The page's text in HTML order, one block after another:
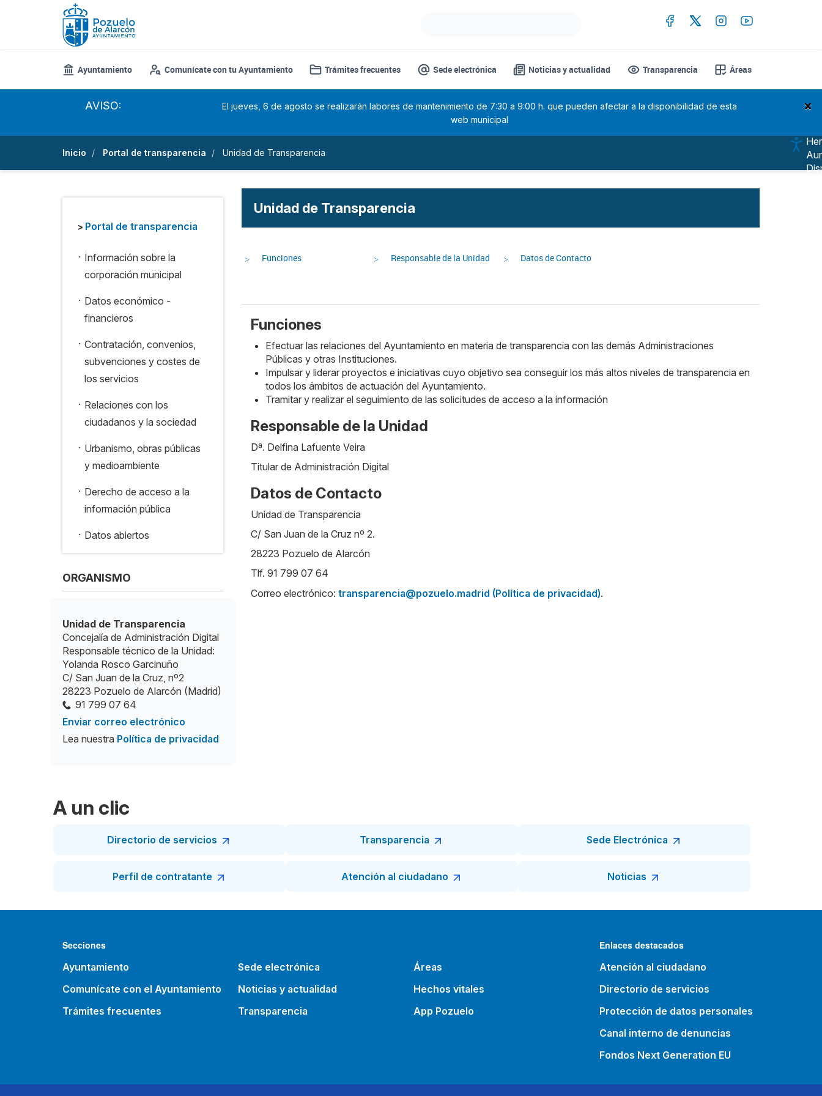
Ayuntamiento Comunícate con tu Ayuntamiento Trámites frecuentes Sede electrónica Noticias y actualidad Transparencia Áreas
×
AVISO:
El jueves, 6 de agosto se realizarán labores de mantenimiento de 7:30 a 9:00 h. que pueden afectar a la disponibilidad de esta
web municipal
Inicio Portal de transparencia Unidad de Transparencia
Unidad de Transparencia
Funciones Responsable de la Unidad Datos de Contacto
Funciones
Efectuar las relaciones del Ayuntamiento en materia de transparencia con las demás Administraciones
Públicas y otras Instituciones.
Impulsar y liderar proyectos e iniciativas cuyo objetivo sea conseguir los más altos niveles de transparencia en
todos los ámbitos de actuación del Ayuntamiento.
Tramitar y realizar el seguimiento de las solicitudes de acceso a la información
Responsable de la Unidad
Dª. Delfina Lafuente Veira
Titular de Administración Digital
Datos de Contacto
Unidad de Transparencia
C/ San Juan de la Cruz nº 2.
28223 Pozuelo de Alarcón
Tlf. 91 799 07 64
Correo electrónico: transparencia@pozuelo.madrid (Política de privacidad).
> Portal de transparencia
. Información sobre la
corporación municipal
. Datos económico -
financieros
. Contratación, convenios,
subvenciones y costes de
los servicios
. Relaciones con los
ciudadanos y la sociedad
. Urbanismo, obras públicas
y medioambiente
. Derecho de acceso a la
información pública
. Datos abiertos
ORGANISMO
Unidad de Transparencia
Concejalía de Administración Digital
Responsable técnico de la Unidad:
Yolanda Rosco Garcinuño
C/ San Juan de la Cruz, nº2
28223 Pozuelo de Alarcón (Madrid)
91 799 07 64
Enviar correo electrónico
Lea nuestra Política de privacidad
A un clic
Directorio de servicios Transparencia Sede Electrónica
Perfil de contratante Atención al ciudadano Noticias
Secciones
Ayuntamiento
Comunícate con el Ayuntamiento
Trámites frecuentes
Sede electrónica
Noticias y actualidad
Transparencia
Áreas
Hechos vitales
App Pozuelo
Enlaces destacados
Atención al ciudadano
Directorio de servicios
Protección de datos personales
Canal interno de denuncias
Fondos Next Generation EU